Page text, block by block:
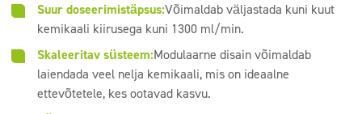
Suur doseerimistäpsus:Võimaldab väljastada kuni kuut
kemikaali kiirusega kuni 1300 ml/min.
Skaleeritav süsteem:Modulaarne disain võimaldab
laiendada veel nelja kemikaali, mis on ideaalne
ettevõtetele, kes ootavad kasvu.